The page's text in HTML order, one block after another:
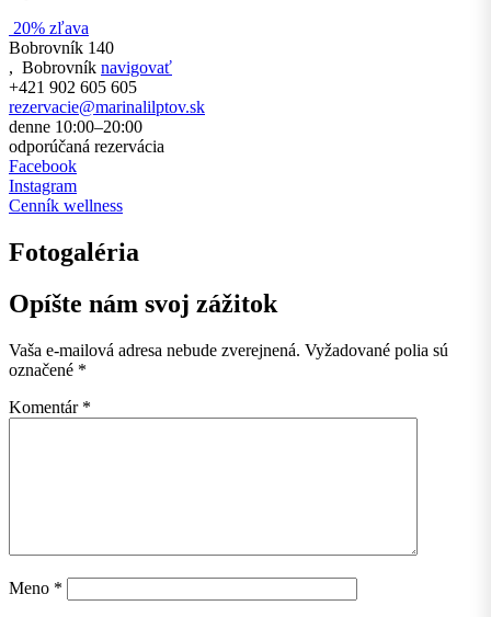
20% zľava
Bobrovník 140
, Bobrovník navigovať
+421 902 605 605
rezervacie@marinalilptov.sk
denne 10:00–20:00
odporúčaná rezervácia
Facebook
Instagram
Cenník wellness
Fotogaléria
Opíšte nám svoj zážitok
Vaša e-mailová adresa nebude zverejnená. Vyžadované polia sú
označené *
Komentár *
Meno *